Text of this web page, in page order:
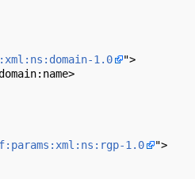
1.0
">
1.0
">